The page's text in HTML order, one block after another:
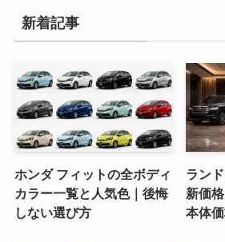
新着記事
ホンダ フィットの全ボディ
カラー一覧と人気色｜後悔
しない選び方
ラン
新価
本体